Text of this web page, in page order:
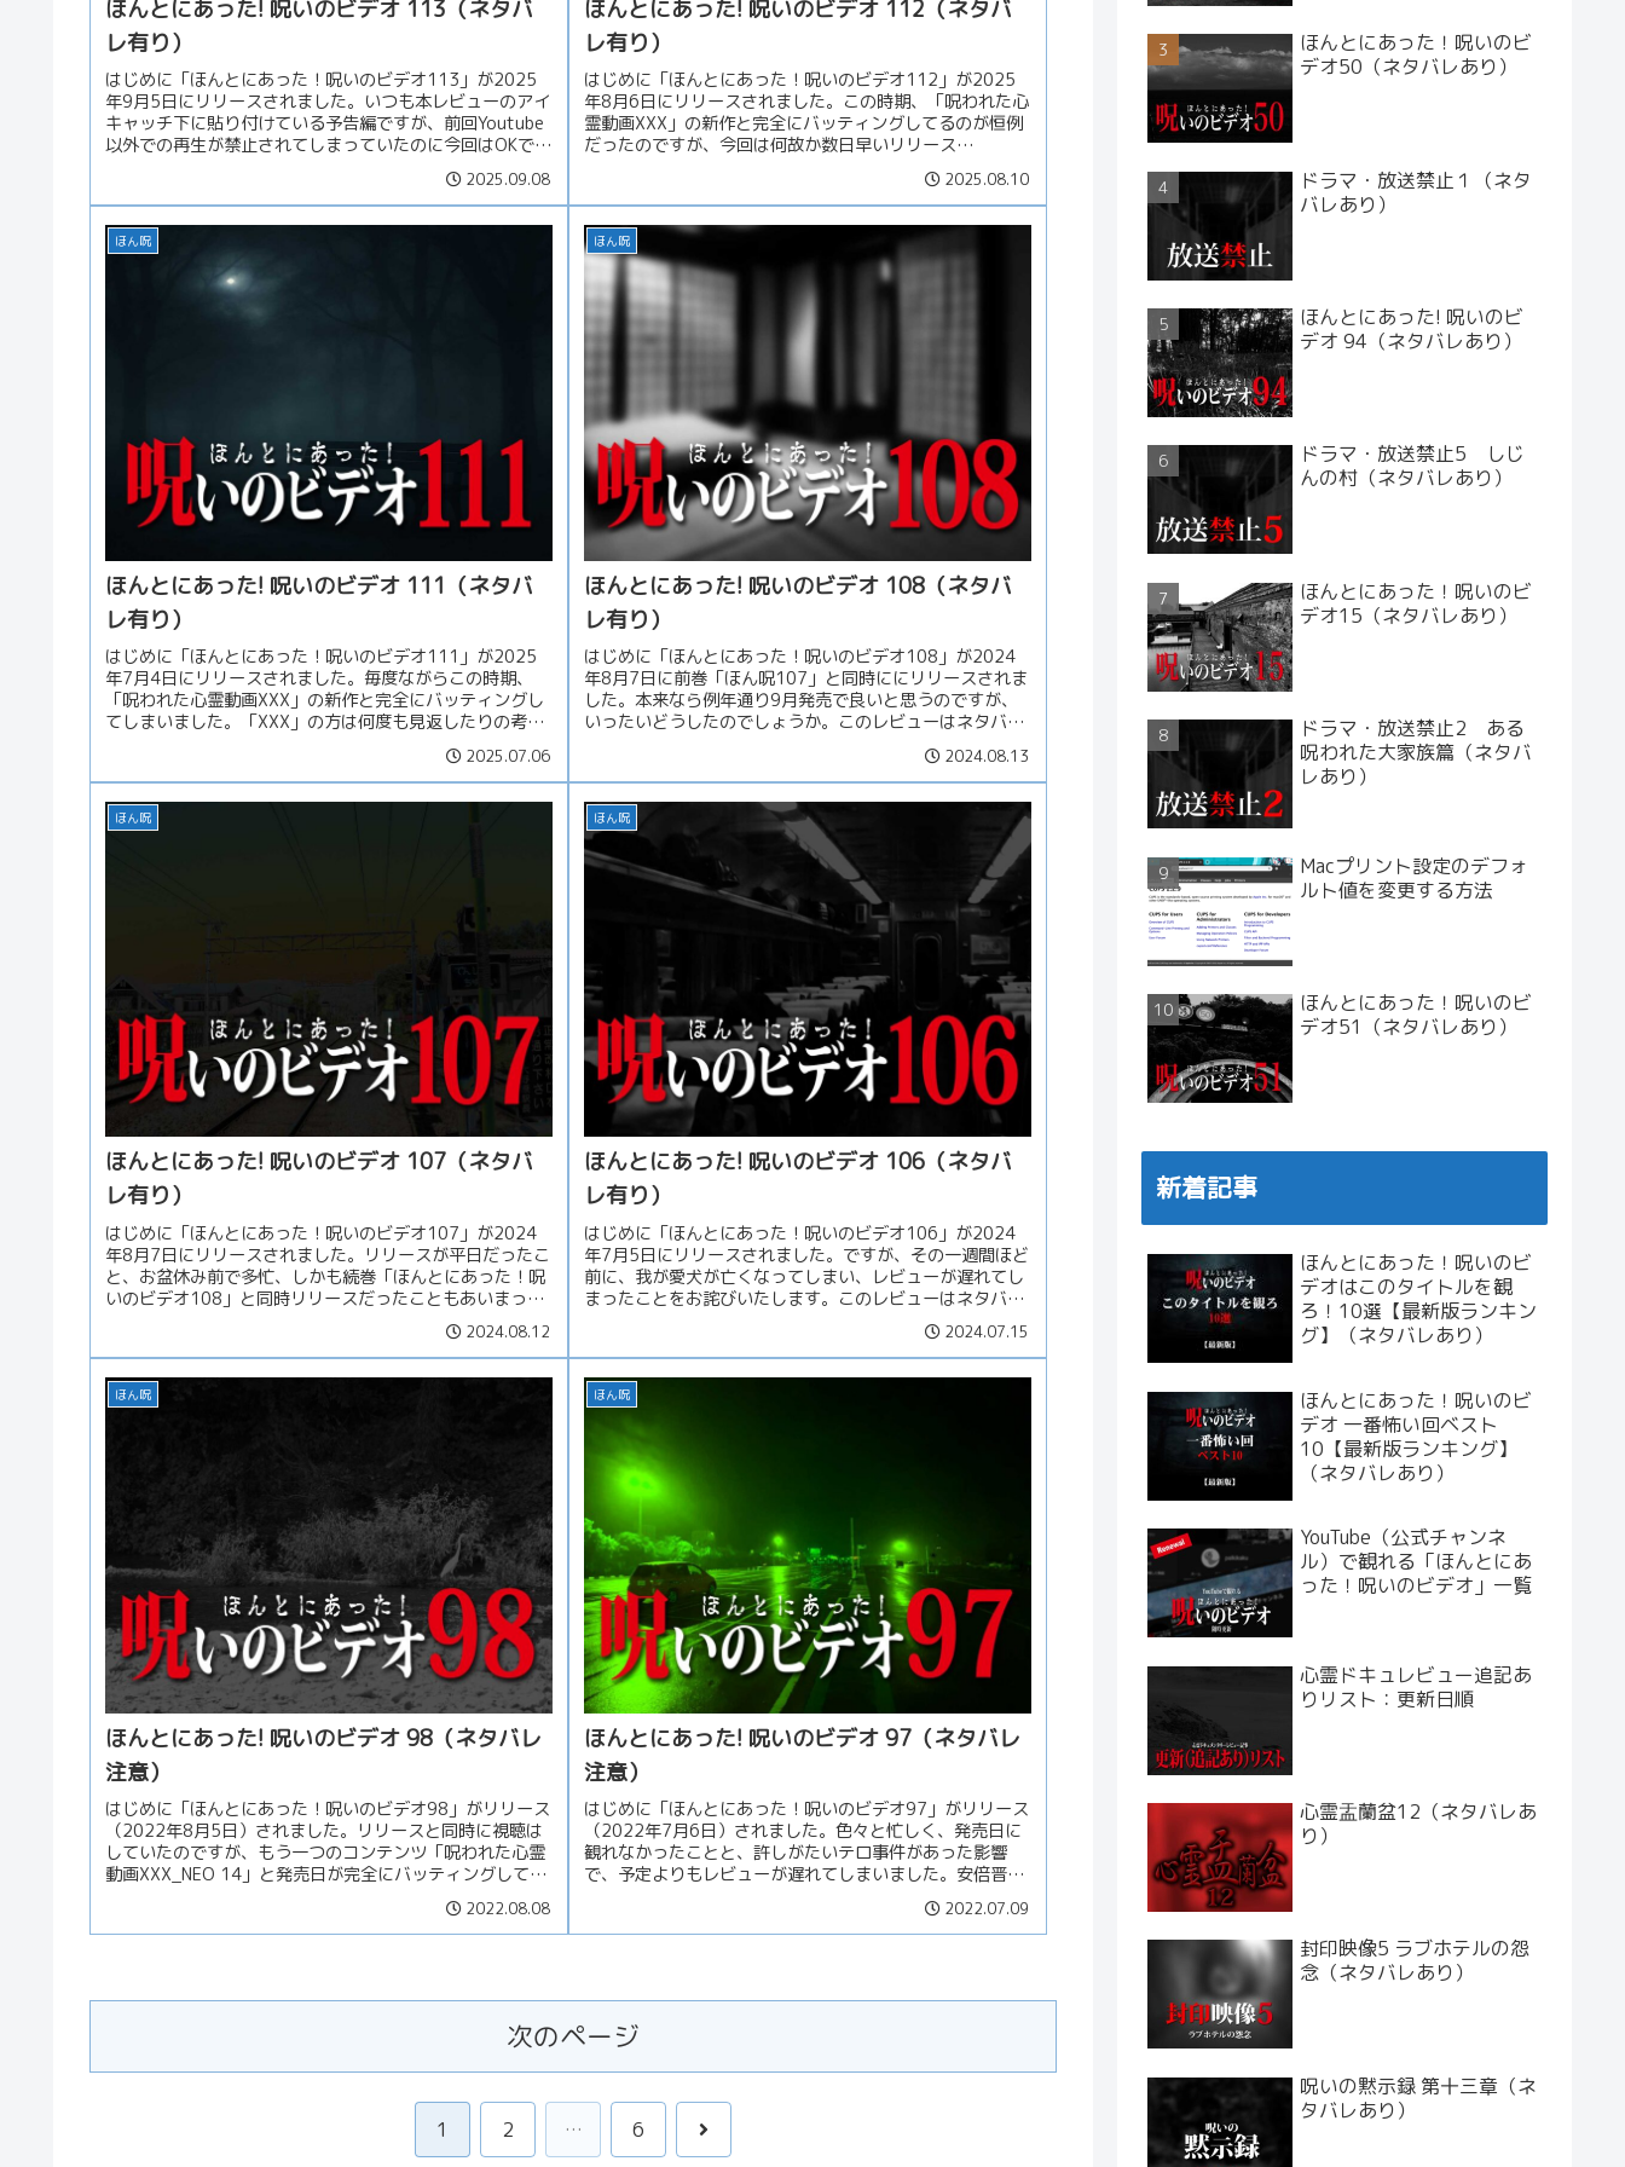
ほんとにあった! 呪いのビデオ 113（ネタバ
レ有り）
はじめに「ほんとにあった！呪いのビデオ113」が2025
年9月5日にリリースされました。いつも本レビューのアイ
キャッチ下に貼り付けている予告編ですが、前回Youtube
以外での再生が禁止されてしまっていたのに今回はOKでし
2025.09.08
ほんとにあった! 呪いのビデオ 112（ネタバ
レ有り）
はじめに「ほんとにあった！呪いのビデオ112」が2025
年8月6日にリリースされました。この時期、「呪われた心
霊動画XXX」の新作と完全にバッティングしてるのが恒例
だったのですが、今回は何故か数日早いリリース
2025.08.10
ほん呪
ほんとにあった! 呪いのビデオ 111（ネタバ
レ有り）
はじめに「ほんとにあった！呪いのビデオ111」が2025
年7月4日にリリースされました。毎度ながらこの時期、
「呪われた心霊動画XXX」の新作と完全にバッティングし
てしまいました。「XXX」の方は何度も見返したりの考察
2025.07.06
ほん呪
ほんとにあった! 呪いのビデオ 108（ネタバ
レ有り）
はじめに「ほんとにあった！呪いのビデオ108」が2024
年8月7日に前巻「ほん呪107」と同時ににリリースされま
した。本来なら例年通り9月発売で良いと思うのですが、
いったいどうしたのでしょうか。このレビューはネタバレ
2024.08.13
ほん呪
ほんとにあった! 呪いのビデオ 107（ネタバ
レ有り）
はじめに「ほんとにあった！呪いのビデオ107」が2024
年8月7日にリリースされました。リリースが平日だったこ
と、お盆休み前で多忙、しかも続巻「ほんとにあった！呪
いのビデオ108」と同時リリースだったこともあいまっ
2024.08.12
ほん呪
ほんとにあった! 呪いのビデオ 106（ネタバ
レ有り）
はじめに「ほんとにあった！呪いのビデオ106」が2024
年7月5日にリリースされました。ですが、その一週間ほど
前に、我が愛犬が亡くなってしまい、レビューが遅れてし
まったことをお詫びいたします。このレビューはネタバレ
2024.07.15
ほん呪
ほんとにあった! 呪いのビデオ 98（ネタバレ
注意）
はじめに「ほんとにあった！呪いのビデオ98」がリリース
（2022年8月5日）されました。リリースと同時に視聴は
していたのですが、もう一つのコンテンツ「呪われた心霊
動画XXX_NEO 14」と発売日が完全にバッティングしてし
2022.08.08
ほん呪
ほんとにあった! 呪いのビデオ 97（ネタバレ
注意）
はじめに「ほんとにあった！呪いのビデオ97」がリリース
（2022年7月6日）されました。色々と忙しく、発売日に
観れなかったことと、許しがたいテロ事件があった影響
で、予定よりもレビューが遅れてしまいました。安倍晋三
2022.07.09
次のページ
1 2 … 6 次
ほんとにあった！呪いのビ
デオ50（ネタバレあり）
ドラマ・放送禁止１（ネタ
バレあり）
ほんとにあった! 呪いのビ
デオ 94（ネタバレあり）
ドラマ・放送禁止5 しじ
んの村（ネタバレあり）
ほんとにあった！呪いのビ
デオ15（ネタバレあり）
ドラマ・放送禁止2 ある
呪われた大家族篇（ネタバ
レあり）
Macプリント設定のデフォ
ルト値を変更する方法
ほんとにあった！呪いのビ
デオ51（ネタバレあり）
新着記事
ほんとにあった！呪いのビ
デオはこのタイトルを観
ろ！10選【最新版ランキン
グ】（ネタバレあり）
ほんとにあった！呪いのビ
デオ 一番怖い回ベスト
10【最新版ランキング】
（ネタバレあり）
YouTube（公式チャンネ
ル）で観れる「ほんとにあ
った！呪いのビデオ」一覧
心霊ドキュレビュー追記あ
りリスト：更新日順
心霊盂蘭盆12（ネタバレあ
り）
封印映像5 ラブホテルの怨
念（ネタバレあり）
呪いの黙示録 第十三章（ネ
タバレあり）